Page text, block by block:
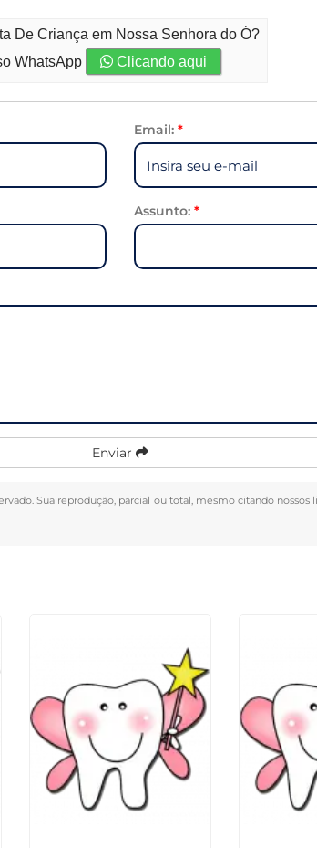
De Criança em Nossa Senhora do Ó?
WhatsApp Clicando aqui
Email: *
Assunto: *
Enviar
Sua reprodução, parcial ou total, mesmo citando